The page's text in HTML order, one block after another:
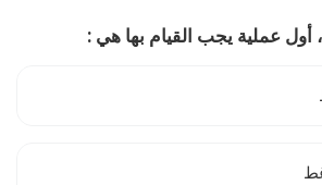
عملية يجب القيام بها هي :